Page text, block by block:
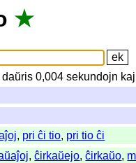
★
daŭris 0,004sekundojn kaj
, pri ĉi tio, pri tio ĉi
,ĉirkaŭejo,ĉirkaŭo,